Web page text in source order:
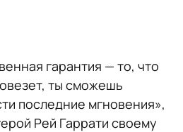
гарантия — то, что
ты сможешь
последние мгновения»,
Рей Гаррати своему